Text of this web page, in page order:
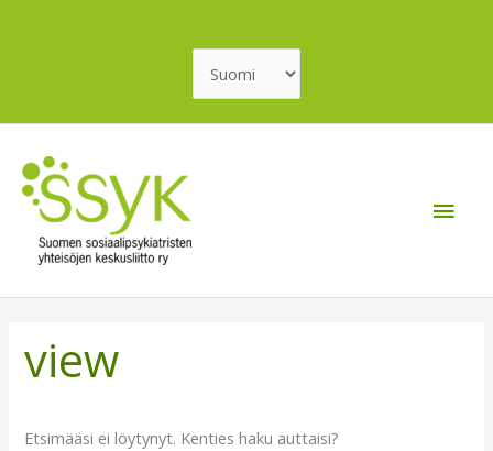
Valitse
view
Etsimääsi ei löytynyt. Kenties haku auttaisi?